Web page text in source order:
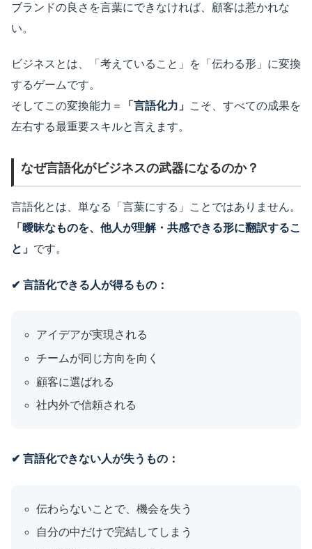
ブランドの良さを言葉にできなければ、顧客は惹かれな
い。
ビジネスとは、「考えていること」を「伝わる形」に変換
するゲームです。
そしてこの変換能力＝
「言語化力」 こそ、すべての成果を
左右する最重要スキルと言えます。
なぜ言語化がビジネスの武器になるのか？
言語化とは、単なる「言葉にする」ことではありません。
「曖昧なものを、他人が理解・共感できる形に翻訳するこ
と」 です。
✔ 言語化できる人が得るもの：
アイデアが実現される
チームが同じ方向を向く
顧客に選ばれる
社内外で信頼される
✔ 言語化できない人が失うもの：
伝わらないことで、機会を失う
自分の中だけで完結してしまう